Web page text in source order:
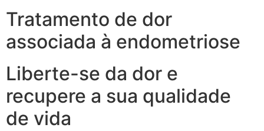
Tratamento de dor
associada à endometriose
Liberte-se da dor e
recupere a sua qualidade
de vida